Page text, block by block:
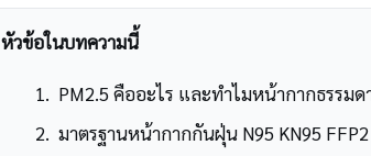
หัวข้อในบทความนี้
PM2.5 คืออะไร และทำไมหน้ากากธรรมด
มาตรฐานหน้ากากกันฝุ่น N95 KN95 FFP2